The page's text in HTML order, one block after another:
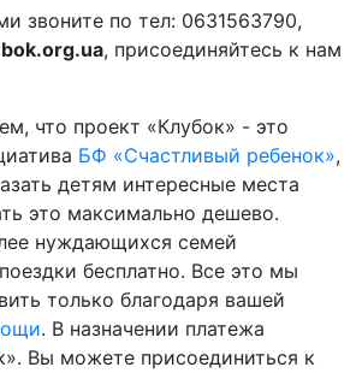
звоните по тел: 0631563790,
, присоединяйтесь к нам
что проект «Клубок» - это
БФ «Счастливый ребенок»,
детям интересные места
это максимально дешево.
нуждающихся семей
бесплатно. Все это мы
только благодаря вашей
. В назначении платежа
Вы можете присоединиться к